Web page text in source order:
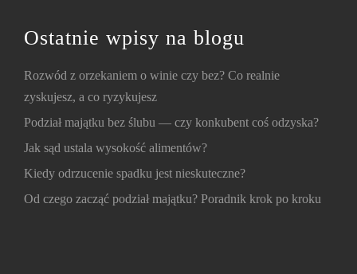
Ostatnie wpisy na blogu
Rozwód z orzekaniem o winie czy bez? Co realnie
zyskujesz, a co ryzykujesz
Podział majątku bez ślubu — czy konkubent coś odzyska?
Jak sąd ustala wysokość alimentów?
Kiedy odrzucenie spadku jest nieskuteczne?
Od czego zacząć podział majątku? Poradnik krok po kroku